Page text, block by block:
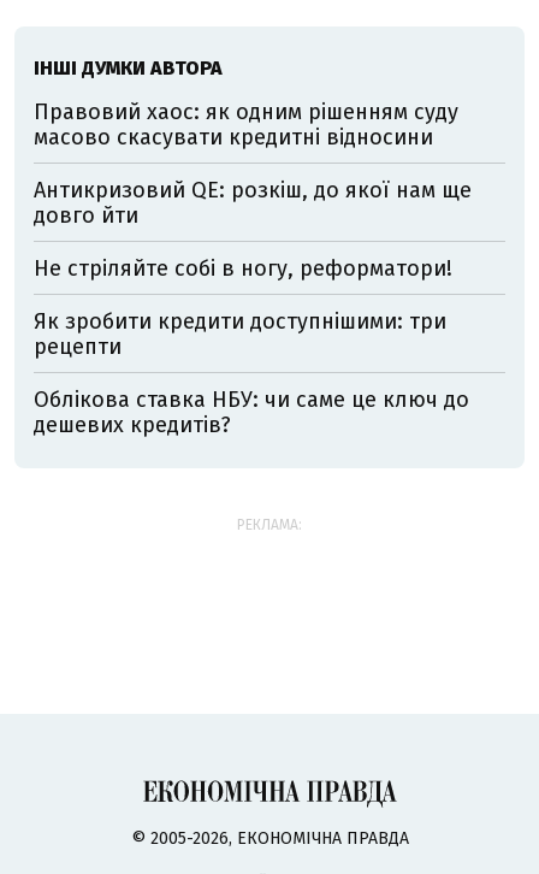
ІНШІ ДУМКИ АВТОРА
Правовий хаос: як одним рішенням суду
масово скасувати кредитні відносини
Антикризовий QE: розкіш, до якої нам ще
довго йти
Не стріляйте собі в ногу, реформатори!
Як зробити кредити доступнішими: три
рецепти
Облікова ставка НБУ: чи саме це ключ до
дешевих кредитів?
РЕКЛАМА:
© 2005-2026, ЕКОНОМІЧНА ПРАВДА